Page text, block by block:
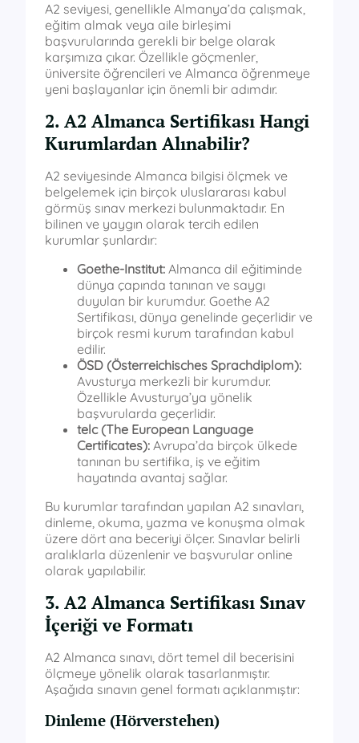
A2 seviyesi, genellikle Almanya’da çalışmak,
eğitim almak veya aile birleşimi
başvurularında gerekli bir belge olarak
karşımıza çıkar. Özellikle göçmenler,
üniversite öğrencileri ve Almanca öğrenmeye
yeni başlayanlar için önemli bir adımdır.
2. A2 Almanca Sertifikası Hangi
Kurumlardan Alınabilir?
A2 seviyesinde Almanca bilgisi ölçmek ve
belgelemek için birçok uluslararası kabul
görmüş sınav merkezi bulunmaktadır. En
bilinen ve yaygın olarak tercih edilen
kurumlar şunlardır:
Goethe-Institut: Almanca dil eğitiminde
dünya çapında tanınan ve saygı
duyulan bir kurumdur. Goethe A2
Sertifikası, dünya genelinde geçerlidir ve
birçok resmi kurum tarafından kabul
edilir.
ÖSD (Österreichisches Sprachdiplom):
Avusturya merkezli bir kurumdur.
Özellikle Avusturya’ya yönelik
başvurularda geçerlidir.
telc (The European Language
Certificates): Avrupa’da birçok ülkede
tanınan bu sertifika, iş ve eğitim
hayatında avantaj sağlar.
Bu kurumlar tarafından yapılan A2 sınavları,
dinleme, okuma, yazma ve konuşma olmak
üzere dört ana beceriyi ölçer. Sınavlar belirli
aralıklarla düzenlenir ve başvurular online
olarak yapılabilir.
3. A2 Almanca Sertifikası Sınav
İçeriği ve Formatı
A2 Almanca sınavı, dört temel dil becerisini
ölçmeye yönelik olarak tasarlanmıştır.
Aşağıda sınavın genel formatı açıklanmıştır:
Dinleme (Hörverstehen)